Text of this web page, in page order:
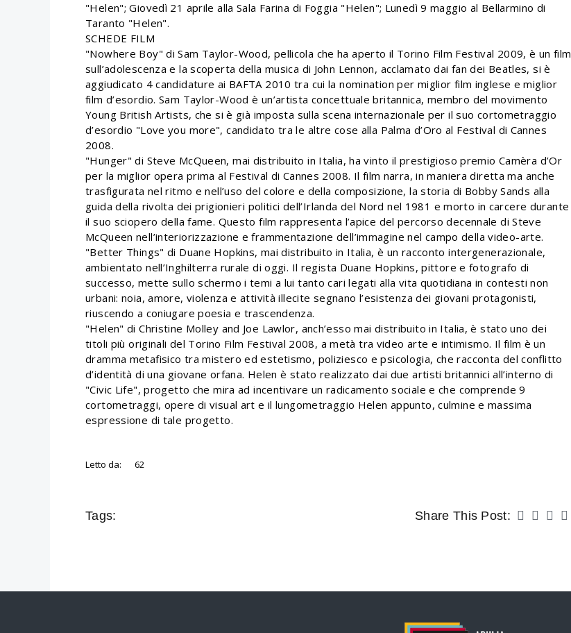
"Helen"; Giovedì 21 aprile alla Sala Farina di Foggia "Helen"; Lunedì 9 maggio al Bellarmino di
Taranto "Helen".
SCHEDE FILM
"Nowhere Boy" di Sam Taylor-Wood, pellicola che ha aperto il Torino Film Festival 2009, è un film
sull’adolescenza e la scoperta della musica di John Lennon, acclamato dai fan dei Beatles, si è
aggiudicato 4 candidature ai BAFTA 2010 tra cui la nomination per miglior film inglese e miglior
film d’esordio. Sam Taylor-Wood è un’artista concettuale britannica, membro del movimento
Young British Artists, che si è già imposta sulla scena internazionale per il suo cortometraggio
d’esordio "Love you more", candidato tra le altre cose alla Palma d’Oro al Festival di Cannes
2008.
"Hunger" di Steve McQueen, mai distribuito in Italia, ha vinto il prestigioso premio Camèra d’Or
per la miglior opera prima al Festival di Cannes 2008. Il film narra, in maniera diretta ma anche
trasfigurata nel ritmo e nell’uso del colore e della composizione, la storia di Bobby Sands alla
guida della rivolta dei prigionieri politici dell’Irlanda del Nord nel 1981 e morto in carcere durante
il suo sciopero della fame. Questo film rappresenta l’apice del percorso decennale di Steve
McQueen nell’interiorizzazione e frammentazione dell’immagine nel campo della video-arte.
"Better Things" di Duane Hopkins, mai distribuito in Italia, è un racconto intergenerazionale,
ambientato nell’Inghilterra rurale di oggi. Il regista Duane Hopkins, pittore e fotografo di
successo, mette sullo schermo i temi a lui tanto cari legati alla vita quotidiana in contesti non
urbani: noia, amore, violenza e attività illecite segnano l’esistenza dei giovani protagonisti,
riuscendo a coniugare poesia e trascendenza.
"Helen" di Christine Molley and Joe Lawlor, anch’esso mai distribuito in Italia, è stato uno dei
titoli più originali del Torino Film Festival 2008, a metà tra video arte e intimismo. Il film è un
dramma metafisico tra mistero ed estetismo, poliziesco e psicologia, che racconta del conflitto
d’identità di una giovane orfana. Helen è stato realizzato dai due artisti britannici all’interno di
"Civic Life", progetto che mira ad incentivare un radicamento sociale e che comprende 9
cortometraggi, opere di visual art e il lungometraggio Helen appunto, culmine e massima
espressione di tale progetto.
Letto da: 62
Tags: Share This Post: